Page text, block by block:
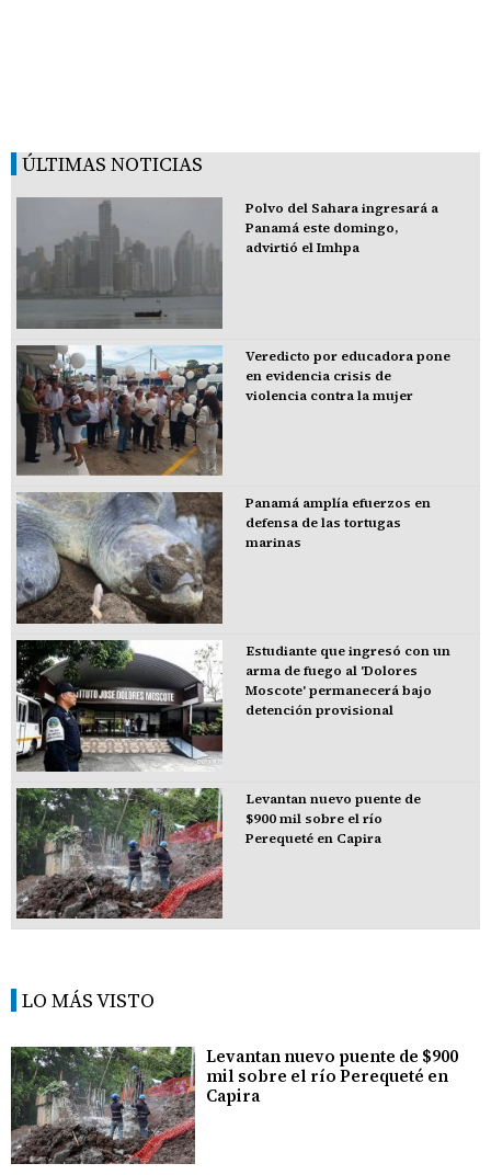
ÚLTIMAS NOTICIAS
Polvo del Sahara ingresará a
Panamá este domingo,
advirtió el Imhpa
Veredicto por educadora pone
en evidencia crisis de
violencia contra la mujer
Panamá amplía efuerzos en
defensa de las tortugas
marinas
Estudiante que ingresó con un
arma de fuego al 'Dolores
Moscote' permanecerá bajo
detención provisional
Levantan nuevo puente de
$900 mil sobre el río
Perequeté en Capira
LO MÁS VISTO
Levantan nuevo puente de $900
mil sobre el río Perequeté en
Capira